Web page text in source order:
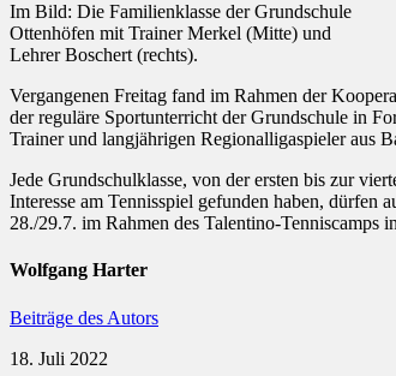
Im Bild: Die Familienklasse der Grundschule
Ottenhöfen mit Trainer Merkel (Mitte) und
Lehrer Boschert (rechts).
Vergangenen Freitag fand im Rahmen der
der reguläre Sportunterricht der Grundschule in
Trainer und langjährigen Regionalligaspieler aus
Jede Grundschulklasse, von der ersten bis zur
Interesse am Tennisspiel gefunden haben,
28./29.7. im Rahmen des Talentino-Tenniscamps
Wolfgang Harter
Beiträge des Autors
18. Juli 2022